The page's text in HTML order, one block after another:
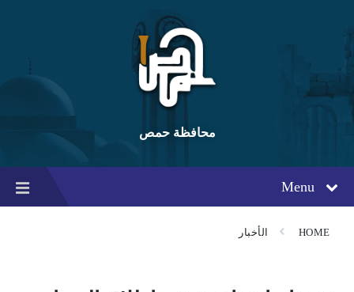
content
main
navigation
footer
محافظة حمص
Menu
HOME الأخبار